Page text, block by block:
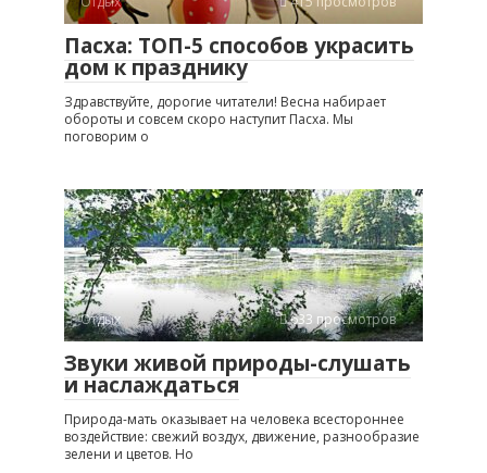
Пасха: ТОП-5 способов украсить
дом к празднику
Здравствуйте, дорогие читатели! Весна набирает
обороты и совсем скоро наступит Пасха. Мы
поговорим о
Отдых 633 просмотров
Звуки живой природы-слушать
и наслаждаться
Природа-мать оказывает на человека всестороннее
воздействие: свежий воздух, движение, разнообразие
зелени и цветов. Но